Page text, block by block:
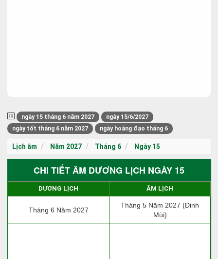
ngày 15 tháng 6 năm 2027
ngày 15/6/2027
ngày tốt tháng 6 năm 2027
ngày hoàng đạo tháng 6
Lịch âm Năm 2027 Tháng 6 Ngày 15
CHI TIẾT ÂM DƯƠNG LỊCH NGÀY 15
DƯƠNG LỊCH ÂM LỊCH
Tháng 6 Năm 2027
Tháng 5 Năm 2027 (Đinh
Mùi)